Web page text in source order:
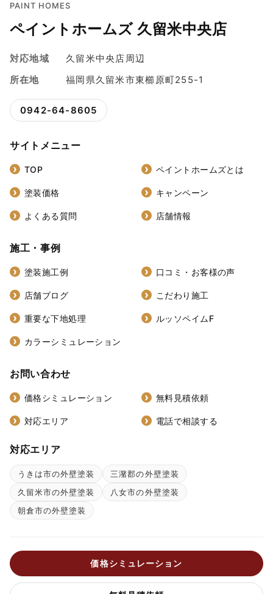
PAINT HOMES
ペイントホームズ 久留米中央店
対応地域
久留米中央店周辺
所在地
福岡県久留米市東櫛原町255-1
0942-64-8605
サイトメニュー
TOP ペイントホームズとは
塗装価格 キャンペーン
よくある質問 店舗情報
施工・事例
塗装施工例 口コミ・お客様の声
店舗ブログ こだわり施工
重要な下地処理 ルッソペイムF
カラーシミュレーション
お問い合わせ
価格シミュレーション 無料見積依頼
対応エリア 電話で相談する
対応エリア
うきは市の外壁塗装
三潴郡の外壁塗装
久留米市の外壁塗装
八女市の外壁塗装
朝倉市の外壁塗装
価格シミュレーション